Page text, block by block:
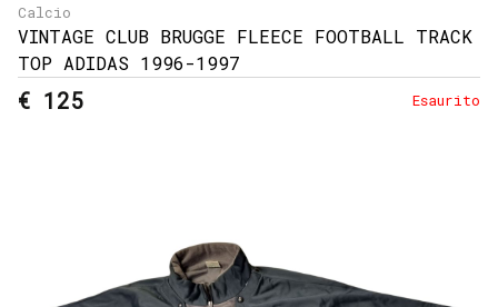
Calcio
VINTAGE CLUB BRUGGE FLEECE FOOTBALL TRACK
TOP ADIDAS 1996-1997
€ 125 Esaurito